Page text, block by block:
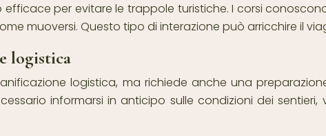
per evitare le trappole turistiche. I corsi
muoversi. Questo tipo di interazione può arricchire il
logistica
logistica, ma richiede anche una
informarsi in anticipo sulle condizioni dei